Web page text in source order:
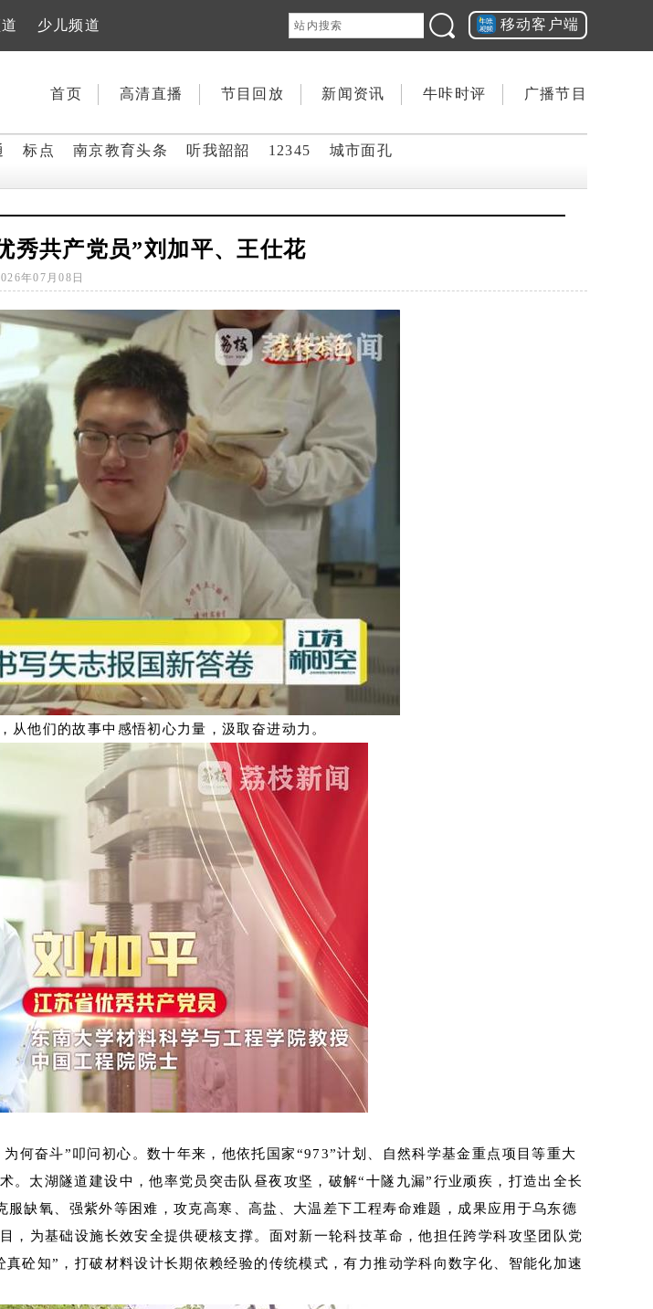
少儿频道 移动客户端
首页 高清直播 节目回放 新闻资讯 牛咔时评 广播节目
标点 南京教育头条 听我韶韶 12345 城市面孔
秀共产党员”刘加平、王仕花
年07月08日
他们的故事中感悟初心力量，汲取奋进动力。
何奋斗”叩问初心。数十年来，他依托国家“973”计划、自然科学基金重点项目等重大
太湖隧道建设中，他率党员突击队昼夜攻坚，破解“十隧九漏”行业顽疾，打造出全长
缺氧、强紫外等困难，攻克高寒、高盐、大温差下工程寿命难题，成果应用于乌东德
为基础设施长效安全提供硬核支撑。面对新一轮科技革命，他担任跨学科攻坚团队党
砼知”，打破材料设计长期依赖经验的传统模式，有力推动学科向数字化、智能化加速